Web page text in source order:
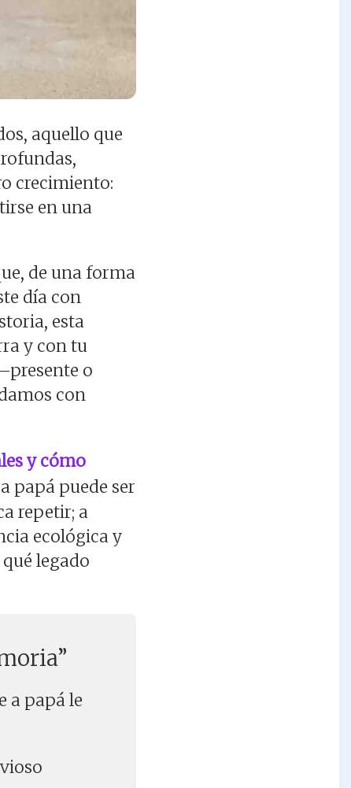
aquello que
crecimiento:
en una
de una forma
día con
esta
y con tu
o
con
y cómo
papá puede ser
repetir; a
ecológica y
legado
a papá le